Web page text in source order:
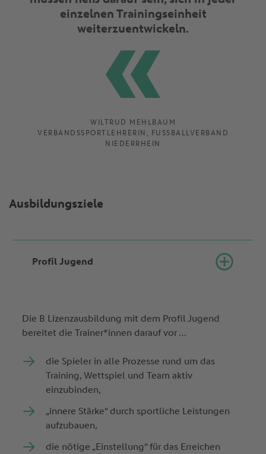
einzelnen Trainingseinheit
weiterzuentwickeln.
WILTRUD MEHLBAUM
VERBANDSSPORTLEHRERIN, FUSSBALLVERBAND N
IEDERRHEIN
Ausbildungsziele
Profil Jugend
Die B Lizenzausbildung mit dem Profil Jugend
bereitet die Trainer*innen darauf vor …
die Spieler in alle Prozesse rund um das
Training, Wettspiel und Team aktiv
einzubinden,
„innere Stärke“ durch sportliche Leistungen
aufzubauen,
die nötige „Einstellung“ für das Erreichen